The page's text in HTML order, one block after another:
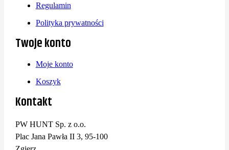
Regulamin
Polityka prywatności
Twoje konto
Moje konto
Koszyk
Kontakt
PW HUNT Sp. z o.o.
Plac Jana Pawła II 3, 95-100